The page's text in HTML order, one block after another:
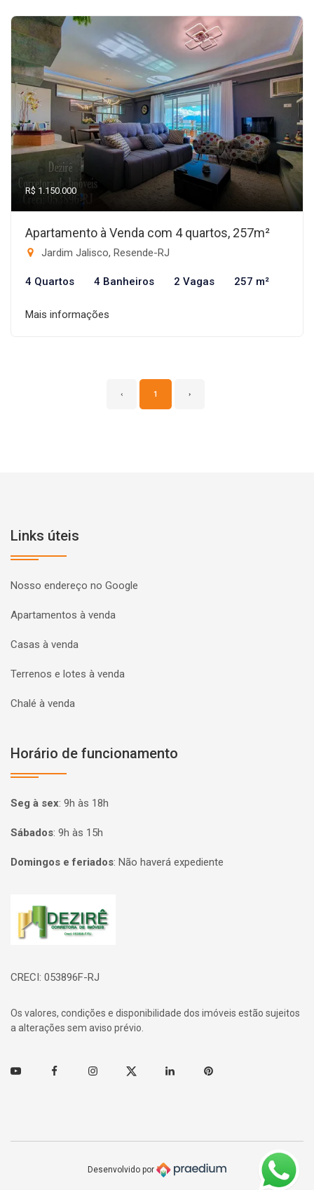
R$ 1.150.000
Apartamento à Venda com 4 quartos, 257m²
Jardim Jalisco, Resende-RJ
4 Quartos 4 Banheiros 2 Vagas 257 m²
Mais informações
‹ 1 ›
Links úteis
Nosso endereço no Google
Apartamentos à venda
Casas à venda
Terrenos e lotes à venda
Chalé à venda
Horário de funcionamento
Seg à sex: 9h às 18h
Sábados: 9h às 15h
Domingos e feriados: Não haverá expediente
Página inicial
CRECI: 053896F-RJ
Os valores, condições e disponibilidade dos imóveis estão sujeitos
a alterações sem aviso prévio.
Youtube FacebookInstagramTwitter Linkedin Pinterest
Desenvolvido por